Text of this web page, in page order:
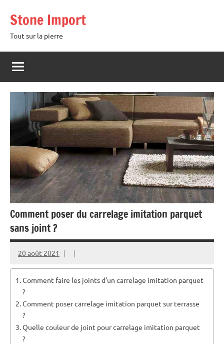
contenu
Stone Import
Tout sur la pierre
Comment poser du carrelage imitation parquet
sans joint ?
20 août 2021
Comment faire les joints d’un carrelage imitation parquet
?
Comment poser carrelage imitation parquet sur terrasse
?
Quelle couleur de joint pour carrelage imitation parquet
?